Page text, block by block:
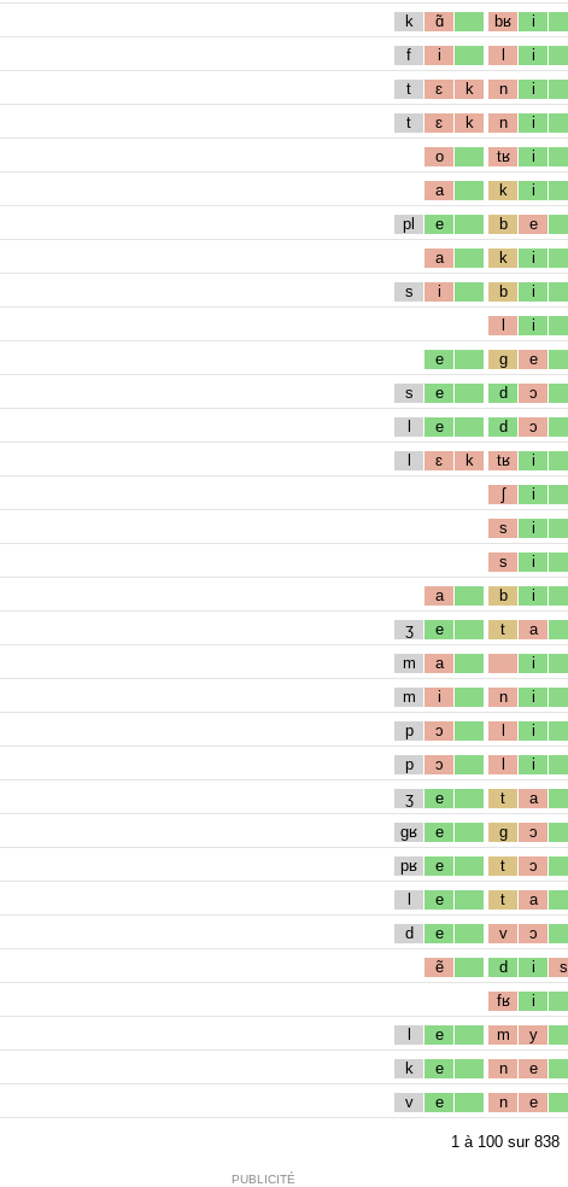
k ɑ̃ bʁ i
f i l i
t ɛ k n i
t ɛ k n i
o tʁ i
a k i
pl e b e
a k i
s i b i
l i
e g e
s e d ɔ
l e d ɔ
l ɛ k tʁ i
ʃ i
s i
s i
a b i
ʒ e t a
m a i
m i n i
p ɔ l i
p ɔ l i
ʒ e t a
gʁ e g ɔ
pʁ e t ɔ
l e t a
d e v ɔ
ẽ d i s
fʁ i
l e m y
k e n e
v e n e
1 à 100 sur 838
PUBLICITÉ